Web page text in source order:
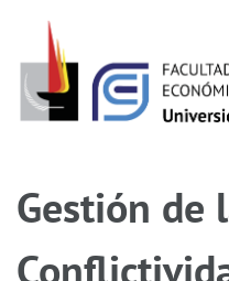
Gestión de